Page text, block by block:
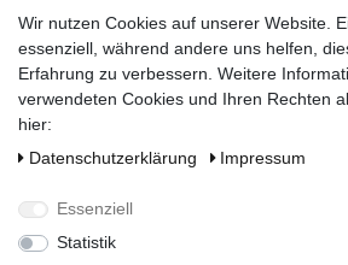
Unternehmen
Datenschutzerklärung
Impressum
Über uns
Folgen Sie uns auf Social Media
Wir nutzen Cookies auf unserer Website.
essenziell, während andere uns helfen,
Erfahrung zu verbessern. Weitere
verwendeten Cookies und Ihren Rechten
hier:
Daten­schutz­erklärung
Impressum
Essenziell
Statistik